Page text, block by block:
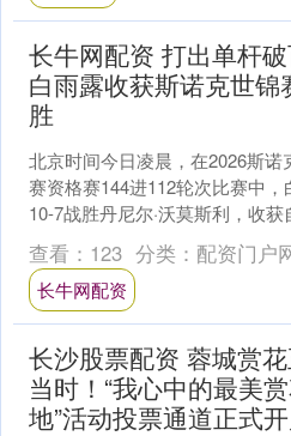
长牛网配资 打出单杆
白雨露收获斯诺克世锦
胜
北京时间今日凌晨，在2026斯诺
赛资格赛144进112轮次比赛中，
10-7战胜丹尼尔·沃莫斯利，收获
世锦赛首胜，其中在第10局，白
出单杆....
查看： 123 分类： 配资门户
长牛网配资
长沙股票配资 蓉城赏
当时！“我心中的最美
地”活动投票通道正式